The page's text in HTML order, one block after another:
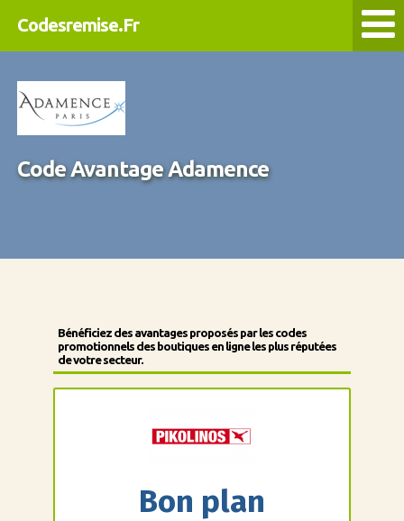
Codesremise.Fr
Code Avantage Adamence
Bénéficiez des avantages proposés par les codes
promotionnels des boutiques en ligne les plus réputées
de votre secteur.
Bon plan